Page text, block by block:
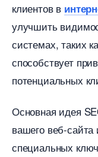
клиенто
улучшить
системах, таких
способствует
потенциальных
Основная идея
ашего веб-сайта
специальных